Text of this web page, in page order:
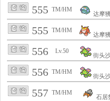
555 TM/HM
达摩
555 TM/HM
达摩
556 Lv.50
街头
556 TM/HM
街头
557 TM/HM
石居